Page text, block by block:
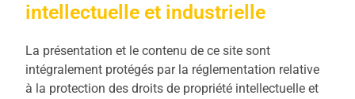
intellectuelle et industrielle
La présentation et le contenu de ce site sont
intégralement protégés par la réglementation relative
à la protection des droits de propriété intellectuelle et